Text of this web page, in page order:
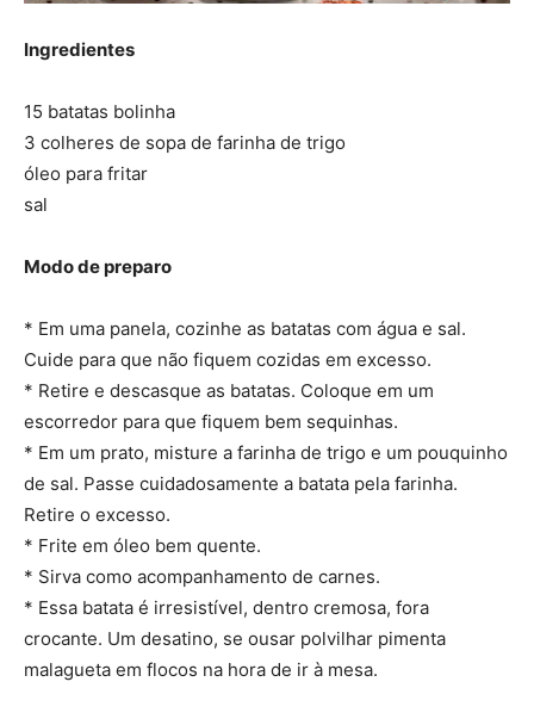
Ingredientes
15 batatas bolinha
3 colheres de sopa de farinha de trigo
óleo para fritar
sal
Modo de preparo
* Em uma panela, cozinhe as batatas com água e sal.
Cuide para que não fiquem cozidas em excesso.
* Retire e descasque as batatas. Coloque em um
escorredor para que fiquem bem sequinhas.
* Em um prato, misture a farinha de trigo e um pouquinho
de sal. Passe cuidadosamente a batata pela farinha.
Retire o excesso.
* Frite em óleo bem quente.
* Sirva como acompanhamento de carnes.
* Essa batata é irresistível, dentro cremosa, fora
crocante. Um desatino, se ousar polvilhar pimenta
malagueta em flocos na hora de ir à mesa.